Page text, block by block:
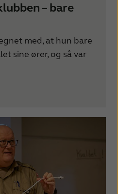
– bare
med, at hun bare
sine ører, og så var